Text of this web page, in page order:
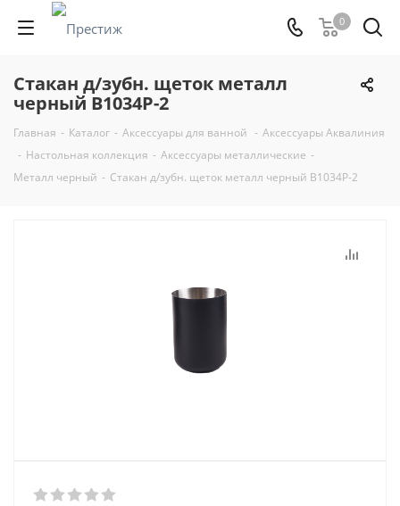
0
Стакан д/зубн. щеток металл
черный B1034P-2
Главная - Каталог - Аксессуары для ванной - Аксессуары Аквалиния
- Настольная коллекция - Аксессуары металлические -
Металл черный - Стакан д/зубн. щеток металл черный B1034P-2